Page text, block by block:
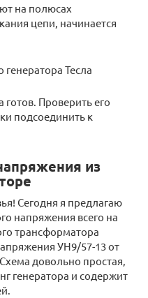
на полюсах
цепи, начинается
Тесла
готов. Проверить его
подсоединить к
из
Сегодня я предлагаю
напряжения всего на
трансформатора
УН9/57-13 от
довольно простая,
генератора и содержит